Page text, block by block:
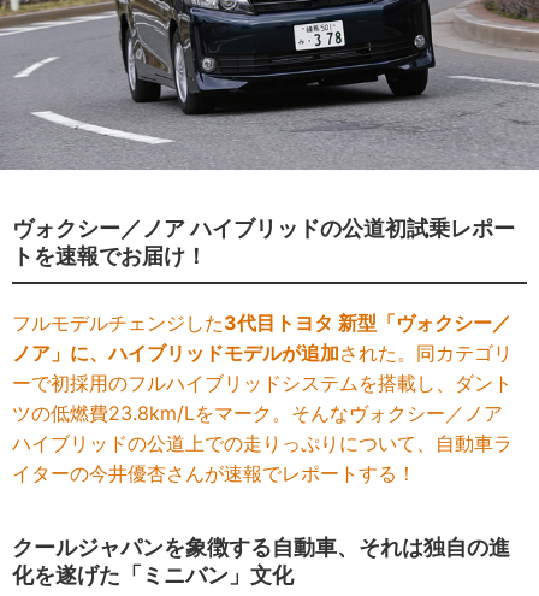
ヴォクシー／ノア ハイブリッドの公道初試乗レポー
トを速報でお届け！
フルモデルチェンジした3代目トヨタ 新型「ヴォクシー／
ノア」に、ハイブリッドモデルが追加された。同カテゴリ
ーで初採用のフルハイブリッドシステムを搭載し、ダント
ツの低燃費23.8km/Lをマーク。そんなヴォクシー／ノア
ハイブリッドの公道上での走りっぷりについて、自動車ラ
イターの今井優杏さんが速報でレポートする！
クールジャパンを象徴する自動車、それは独自の進
化を遂げた「ミニバン」文化